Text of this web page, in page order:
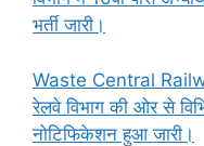
भर्ती जारी।
Waste Central
रेलवे विभाग की ओर से
नोटिफिकेशन हुआ जारी।